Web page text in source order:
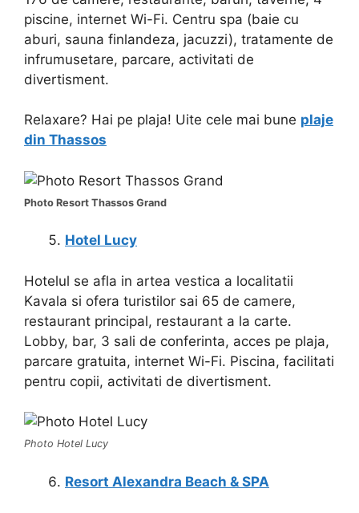
piscine, internet Wi-Fi. Centru spa (baie cu
aburi, sauna finlandeza, jacuzzi), tratamente de
infrumusetare, parcare, activitati de
divertisment.
Relaxare? Hai pe plaja! Uite cele mai bune plaje
din Thassos
Photo Resort Thassos Grand
Hotel Lucy
Hotelul se afla in artea vestica a localitatii
Kavala si ofera turistilor sai 65 de camere,
restaurant principal, restaurant a la carte.
Lobby, bar, 3 sali de conferinta, acces pe plaja,
parcare gratuita, internet Wi-Fi. Piscina, facilitati
pentru copii, activitati de divertisment.
Photo Hotel Lucy
Resort Alexandra Beach & SPA